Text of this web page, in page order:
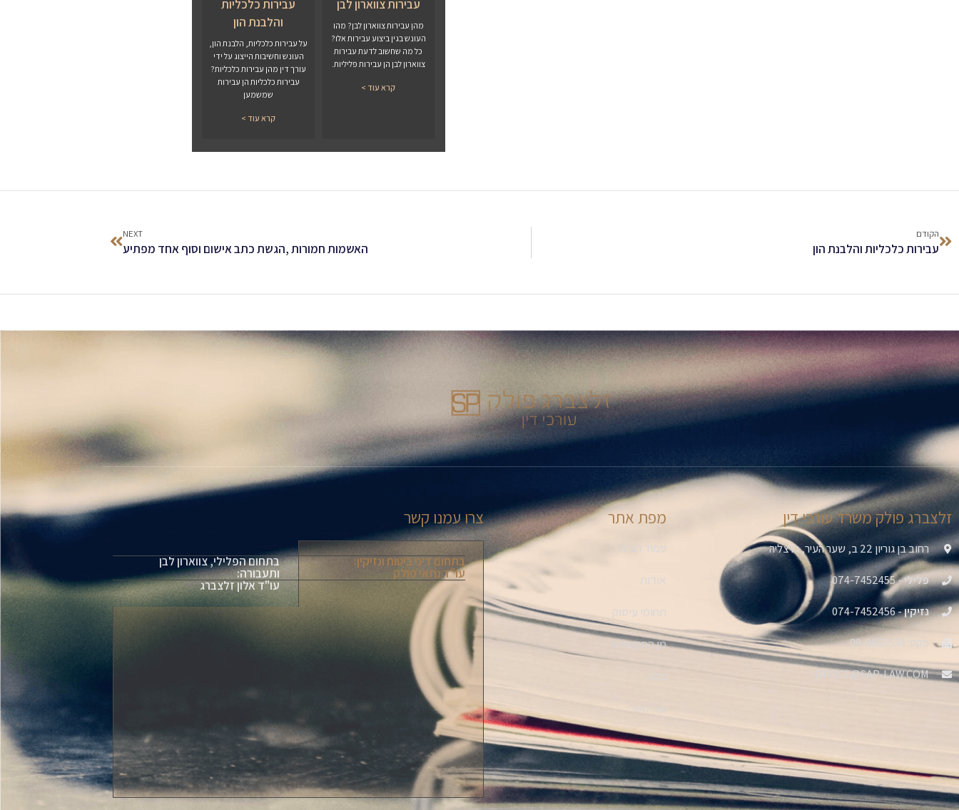
עבירות צווארון לבן
מהן עבירות צווארון לבן? מהו
העונש בגין ביצוע עבירות אלו?
כל מה שחשוב לדעת עבירות
צווארון לבן הן עבירות פליליות.
קרא עוד >
עבירות כלכליות
והלבנת הון
על עבירות כלכליות, הלבנת הון,
העונש וחשיבות הייצוג על ידי
עורך דין מהן עבירות כלכליות?
עבירות כלכליות הן עבירות
שמשמען
קרא עוד >
הקודם
עבירות כלכליות והלבנת הון
NEXT
האשמות חמורות ,הגשת כתב אישום וסוף אחד מפתיע
זלצברג פולק משרד עורכי דין
רחוב בן גוריון 22 ב, שער העיר, הרצליה
פלילי- 074-7452455
נזיקין- 074-7452456
פקס: 09-8665534
OFFICE@SAP-LAW.COM
מפת אתר
עמוד הבית
אודות
תחומי עיסוק
מן התקשורת
בלוג
צור קשר
צרו עמנו קשר
בתחום דיני ביטוח ונזיקין:
עו"ד נתאי פולק
בתחום הפלילי, צווארון לבן
ותעבורה:
עו"ד אלון זלצברג